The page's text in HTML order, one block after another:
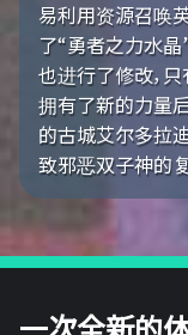
易利用资源召唤
了“勇者之力水晶
也进行了修改，
拥有了新的力量
的古城艾尔多拉
致邪恶双子神